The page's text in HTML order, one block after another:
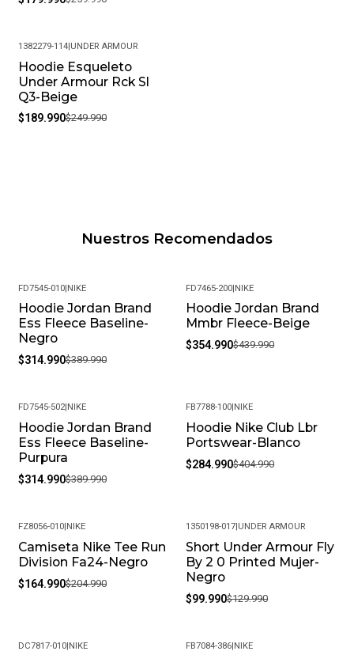
-24%
1382279-114| UNDER ARMOUR
Hoodie Esqueleto
Under Armour Rck Sl
Q3-Beige
$189.990$249.990
Nuestros Recomendados
-19%
FD7545-010|NIKE
Hoodie Jordan Brand
Ess Fleece Baseline-
Negro
$314.990$389.990
-19%
FD7465-200|NIKE
Hoodie Jordan Brand
Mmbr Fleece-Beige
$354.990$439.990
-19%
FD7545-502| NIKE
Hoodie Jordan Brand
Ess Fleece Baseline-
Purpura
$314.990$389.990
-30%
FB7788-100 NIKE
Hoodie Nike Club Lbr
Portswear-Blanco
$284.990$404.990
-20%
FZ8056-010| NIKE
Camiseta Nike Tee Run
Division Fa24-Negro
$164.990$204.990
-23%
1350198-017 UNDER ARMOUR
Short Under Armour Fly
By 2 0 Printed Mujer-
Negro
$99.990$129.990
DC7817-010| NIKE FB7084-386 NIKE